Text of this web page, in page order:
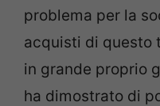
problema per la
acquisti di questo
in grande proprio
ha dimostrato di